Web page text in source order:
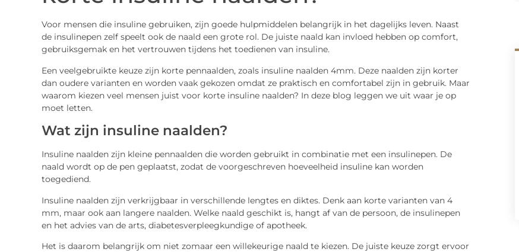
Voor mensen die insuline gebruiken, zijn goede hulpmiddelen belangrijk in het dagelijks leven. Naast
de insulinepen zelf speelt ook de naald een grote rol. De juiste naald kan invloed hebben op comfort,
gebruiksgemak en het vertrouwen tijdens het toedienen van insuline.
Een veelgebruikte keuze zijn korte pennaalden, zoals insuline naalden 4mm. Deze naalden zijn korter
dan oudere varianten en worden vaak gekozen omdat ze praktisch en comfortabel zijn in gebruik. Maar
waarom kiezen veel mensen juist voor korte insuline naalden? In deze blog leggen we uit waar je op
moet letten.
Wat zijn insuline naalden?
Insuline naalden zijn kleine pennaalden die worden gebruikt in combinatie met een insulinepen. De
naald wordt op de pen geplaatst, zodat de voorgeschreven hoeveelheid insuline kan worden
toegediend.
Insuline naalden zijn verkrijgbaar in verschillende lengtes en diktes. Denk aan korte varianten van 4
mm, maar ook aan langere naalden. Welke naald geschikt is, hangt af van de persoon, de insulinepen
en het advies van de arts, diabetesverpleegkundige of apotheek.
Het is daarom belangrijk om niet zomaar een willekeurige naald te kiezen. De juiste keuze zorgt ervoor